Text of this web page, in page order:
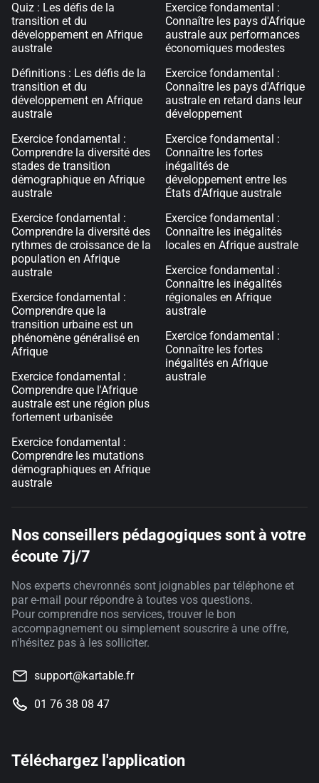
Quiz : Les défis de la
transition et du
développement en Afrique
australe
Définitions : Les défis de la
transition et du
développement en Afrique
australe
Exercice fondamental :
Comprendre la diversité des
stades de transition
démographique en Afrique
australe
Exercice fondamental :
Comprendre la diversité des
rythmes de croissance de la
population en Afrique
australe
Exercice fondamental :
Comprendre que la
transition urbaine est un
phénomène généralisé en
Afrique
Exercice fondamental :
Comprendre que l'Afrique
australe est une région plus
fortement urbanisée
Exercice fondamental :
Comprendre les mutations
démographiques en Afrique
australe
Exercice fondamental :
Connaître les pays d'Afrique
australe aux performances
économiques modestes
Exercice fondamental :
Connaître les pays d'Afrique
australe en retard dans leur
développement
Exercice fondamental :
Connaître les fortes
inégalités de
développement entre les
États d'Afrique australe
Exercice fondamental :
Connaître les inégalités
locales en Afrique australe
Exercice fondamental :
Connaître les inégalités
régionales en Afrique
australe
Exercice fondamental :
Connaître les fortes
inégalités en Afrique
australe
Nos conseillers pédagogiques sont à votre
écoute 7j/7
Nos experts chevronnés sont joignables par téléphone et
par e-mail pour répondre à toutes vos questions.
Pour comprendre nos services, trouver le bon
accompagnement ou simplement souscrire à une offre,
n'hésitez pas à les solliciter.
support@kartable.fr
01 76 38 08 47
Téléchargez l'application